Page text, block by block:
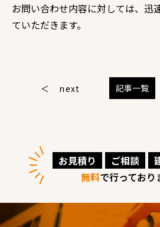
お問い合わせ内容に対しては、迅
ていただきます。
next 記事一覧
お見積り ご相談
無料で行っており